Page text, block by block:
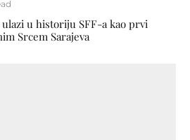
u historiju SFF-a kao prvi
Srcem Sarajeva